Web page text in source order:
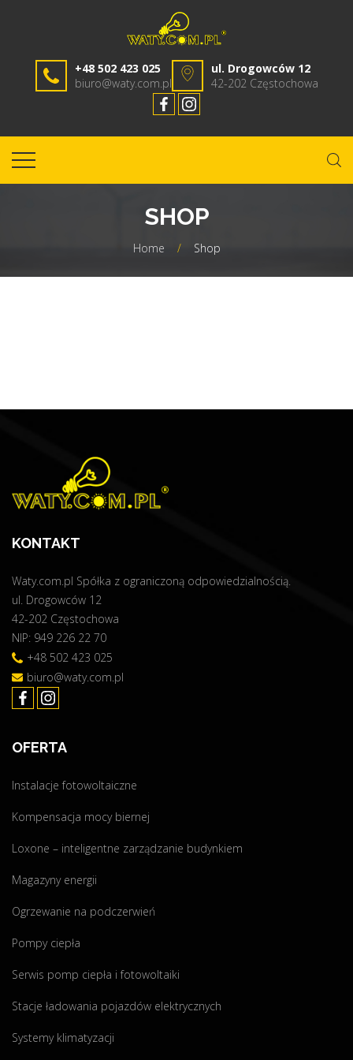
+48 502 423 025
biuro@waty.com.pl
ul. Drogowców 12
42-202 Częstochowa
SHOP
Home / Shop
KONTAKT
Waty.com.pl Spółka z ograniczoną odpowiedzialnością.
ul. Drogowców 12
42-202 Częstochowa
NIP: 949 226 22 70
+48 502 423 025
biuro@waty.com.pl
OFERTA
Instalacje fotowoltaiczne
Kompensacja mocy biernej
Loxone – inteligentne zarządzanie budynkiem
Magazyny energii
Ogrzewanie na podczerwień
Pompy ciepła
Serwis pomp ciepła i fotowoltaiki
Stacje ładowania pojazdów elektrycznych
Systemy klimatyzacji